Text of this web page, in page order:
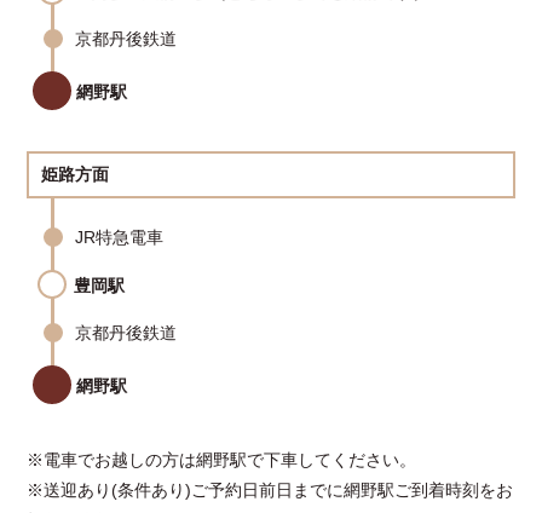
京都丹後鉄道
網野駅
姫路方面
JR特急電車
豊岡駅
京都丹後鉄道
網野駅
※電車でお越しの方は網野駅で下車してください。
※送迎あり(条件あり)ご予約日前日までに網野駅ご到着時刻をお